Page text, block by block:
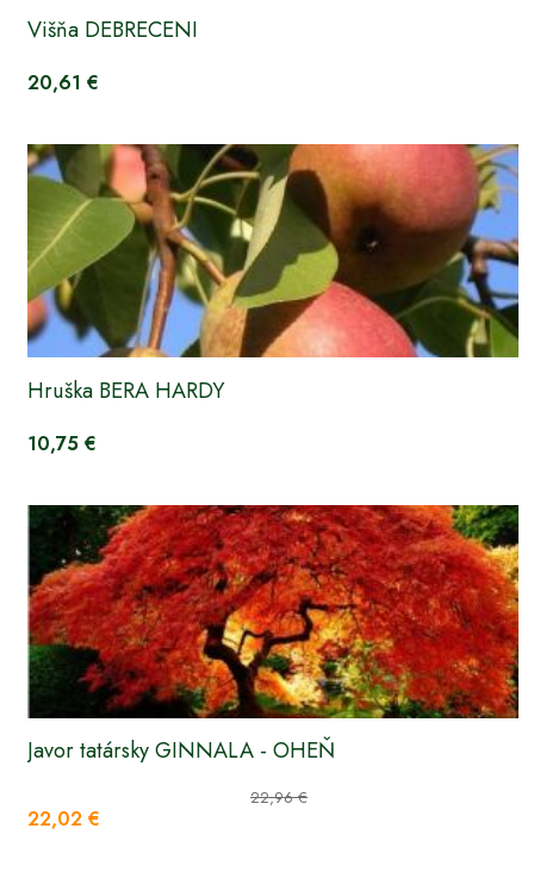
Višňa DEBRECENI
20,61 €
Hruška BERA HARDY
10,75 €
Javor tatársky GINNALA - OHEŇ
22,96 €
22,02 €